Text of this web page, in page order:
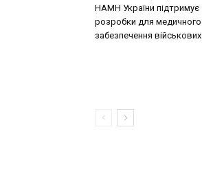
НАМН України підтримує
розробки для медичного
забезпечення військових